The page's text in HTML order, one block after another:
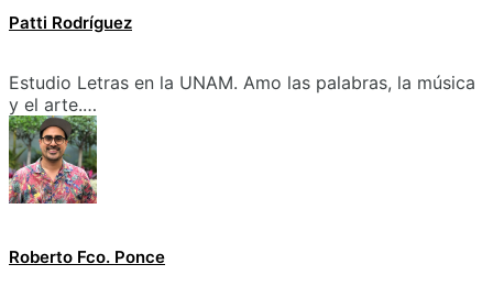
Patti Rodríguez
Estudio Letras en la UNAM. Amo las palabras, la música
y el arte.…
Roberto Fco. Ponce